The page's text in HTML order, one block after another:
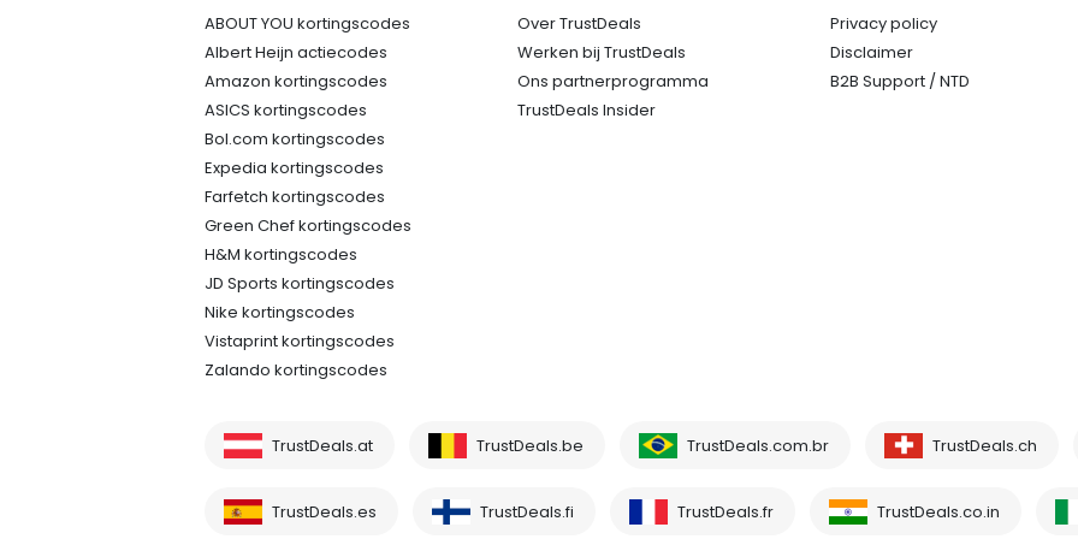
ABOUT YOU kortingscodes
Albert Heijn actiecodes
Amazon kortingscodes
ASICS kortingscodes
Bol.com kortingscodes
Expedia kortingscodes
Farfetch kortingscodes
Green Chef kortingscodes
H&M kortingscodes
JD Sports kortingscodes
Nike kortingscodes
Vistaprint kortingscodes
Zalando kortingscodes
Over TrustDeals
Werken bij TrustDeals
Ons partnerprogramma
TrustDeals Insider
Privacy policy
Disclaimer
B2B Support / NTD
TrustDeals.at TrustDeals.be TrustDeals.com.br TrustDeals.ch
TrustDeals.es TrustDeals.fi TrustDeals.fr TrustDeals.co.in